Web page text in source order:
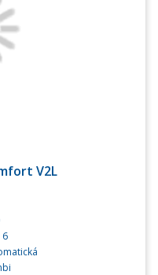
V2L
6